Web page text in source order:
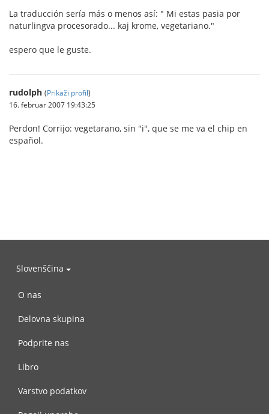
La traducción sería más o menos así: " Mi estas pasia por
naturlingva procesorado... kaj krome, vegetariano."
espero que le guste.
rudolph (Prikaži profil)
16. februar 2007 19:43:25
Perdon! Corrijo: vegetarano, sin "i", que se me va el chip en
español.
Slovenščina
O nas
Delovna skupina
Podprite nas
Libro
Varstvo podatkov